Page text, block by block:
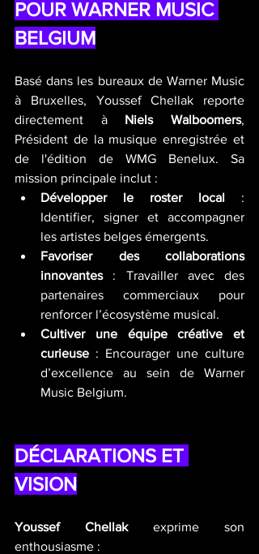
POUR WARNER MUSIC
BELGIUM
Basé dans les bureaux de Warner Music
à Bruxelles, Youssef Chellak reporte
directement à Niels Walboomers,
Président de la musique enregistrée et
de l'édition de WMG Benelux. Sa
mission principale inclut :
Développer le roster local :
Identifier, signer et accompagner
les artistes belges émergents.
Favoriser des collaborations
innovantes : Travailler avec des
partenaires commerciaux pour
renforcer l’écosystème musical.
Cultiver une équipe créative et
curieuse : Encourager une culture
d’excellence au sein de Warner
Music Belgium.
DÉCLARATIONS ET
VISION
Youssef Chellak exprime son
enthousiasme :